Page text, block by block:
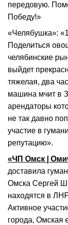
передовую.
Победу!»
«Челябушка»:
Поделиться
челябинские
выйдет
тяжелая, два
машина мчит в
арендаторы
не так давно
участие в
репутацию».
«ЧП Омск |
доставила
Омска Сергей
находятся в
Активное
города, Омская